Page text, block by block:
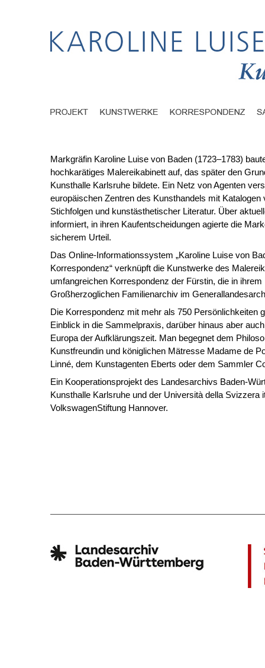
Markgräfin Karoline Luise von Baden (1723–1783)
hochkarätiges Malereikabinett auf, das später den
Kunsthalle Karlsruhe bildete. Ein Netz von Agenten
europäischen Zentren des Kunsthandels mit Katalogen
Stichfolgen und kunstästhetischer Literatur. Über
informiert, in ihren Kaufentscheidungen agierte die
sicherem Urteil.
Das Online-Informationssystem „Karoline Luise von
Korrespondenz“ verknüpft die Kunstwerke des
umfangreichen Korrespondenz der Fürstin, die in
Großherzoglichen Familienarchiv im
Die Korrespondenz mit mehr als 750 Persönlichkeiten
Einblick in die Sammelpraxis, darüber hinaus aber
Europa der Aufklärungszeit. Man begegnet dem
Kunstfreundin und königlichen Mätresse Madame de
Linné, dem Kunstagenten Eberts oder dem Sammler
Ein Kooperationsprojekt des Landesarchivs Baden-
Kunsthalle Karlsruhe und der Università della Svizzera
VolkswagenStiftung Hannover.